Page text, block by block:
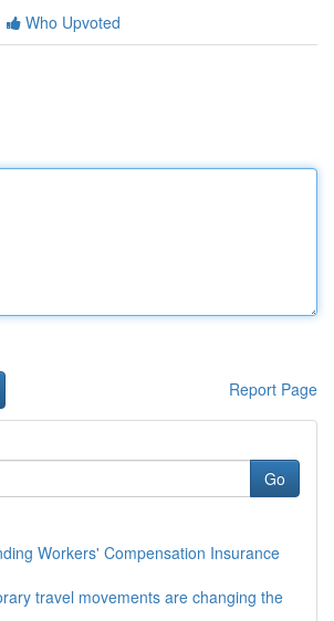
Who Upvoted
Report Page
Go
Workers' Compensation Insurance
travel movements are changing the